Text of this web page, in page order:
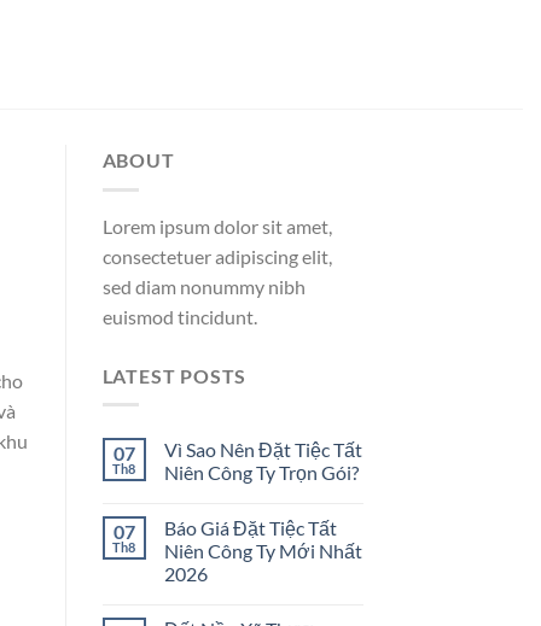
ABOUT
Lorem ipsum dolor sit amet,
consectetuer adipiscing elit,
sed diam nonummy nibh
euismod tincidunt.
LATEST POSTS
07
Th8
Vì Sao Nên Đặt Tiệc Tất
Niên Công Ty Trọn Gói?
07
Th8
Báo Giá Đặt Tiệc Tất
Niên Công Ty Mới Nhất
2026